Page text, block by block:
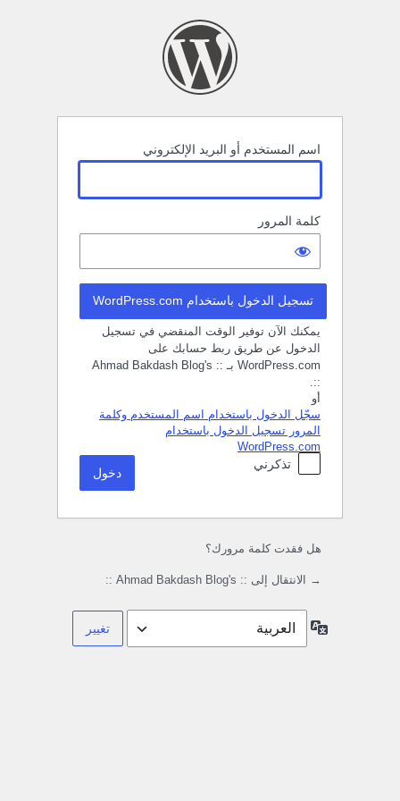
اسم المستخدم أو البريد الإلكتروني
كلمة المرور
تسجيل الدخول باستخدام WordPress.com
يمكنك الآن توفير الوقت المنقضي في تسجيل
الدخول عن طريق ربط حسابك على
WordPress.com بـ :: Ahmad Bakdash Blog's
::.
أو
سجّل الدخول باستخدام اسم المستخدم وكلمة
المرور تسجيل الدخول باستخدام
WordPress.com
تذكرني
هل فقدت كلمة مرورك؟
→ الانتقال إلى :: Ahmad Bakdash Blog's ::
اللغة